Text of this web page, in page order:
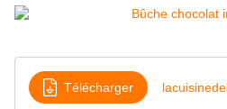
Télécharger